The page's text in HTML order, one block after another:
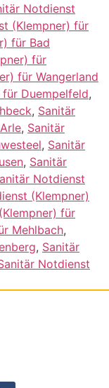
Notdienst
(Klempner) für
für Bad
für
für Wangerland
Duempelfeld,
, Sanitär
, Sanitär
, Sanitär
, Sanitär
Notdienst
(Klempner)
für
Mehlbach,
, Sanitär
Notdienst